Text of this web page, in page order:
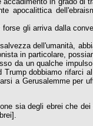
apocalittica
gli arriva dalla
dell'umanità,
in particolare,
da un qualche
dobbiamo rifarci
a Gerusalemme per
sia degli ebrei che